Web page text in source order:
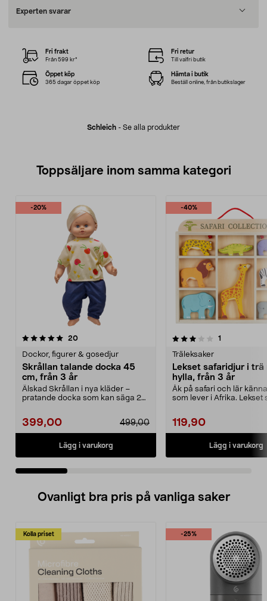
Experten svarar
Schleich - Se alla produkter
Fri frakt
Från 599 kr*
Fri retur
Till valfri butik
Öppet köp
365 dagar öppet köp
Hämta i butik
Beställ online, från butikslager
Toppsäljare inom samma kategori
-20%
20recensioner
Dockor, figurer & gosedjur
Skrållan talande docka 45
cm, från 3 år
Älskad Skrållan i nya kläder –
pratande docka som kan säga 24
399,00 499,00
Lägg i varukorg
-40%
3.0 av 5 stjärnor 1
Träleksaker
Lekset safaridjur i trä
hylla, från 3 år
Åk på safari och lär
som lever i Afrika. Lekset
119,90
Lägg i varukorg
5.0 av 5 stjärnor
Ovanligt bra pris på vanliga saker
Kolla priset -25%